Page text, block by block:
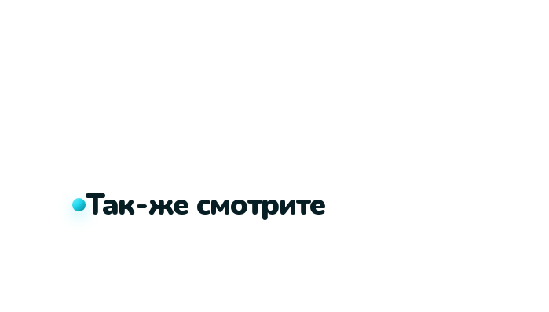
Так-же смотрите